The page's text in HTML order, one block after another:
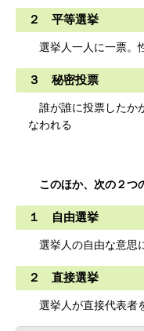
２ 平等選挙
選挙人一人に一票。
３ 秘密投票
誰が誰に投票したか
なわれる
このほか、次の２つ
１ 自由選挙
選挙人の自由な意思
２ 直接選挙
選挙人が直接代表者